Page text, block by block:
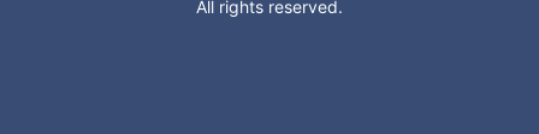
All rights reserved.